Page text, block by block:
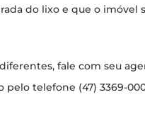
do lixo e que o imóvel
fale com seu
pelo telefone (47) 3369-